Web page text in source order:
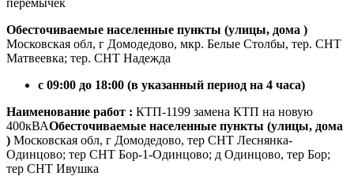
Обесточиваемые населенные пункты (улицы, дома )
Московская обл, г Домодедово, мкр. Белые Столбы, тер. СНТ
Матвеевка; тер. СНТ Надежда
с 09:00 до 18:00 (в указанный период на 4 часа)
Наименование работ : КТП-1199 замена КТП на новую
400кВАОбесточиваемые населенные пункты (улицы, дома
) Московская обл, г Домодедово, тер СНТ Леснянка-
Одинцово; тер СНТ Бор-1-Одинцово; д Одинцово, тер Бор;
тер СНТ Ивушка